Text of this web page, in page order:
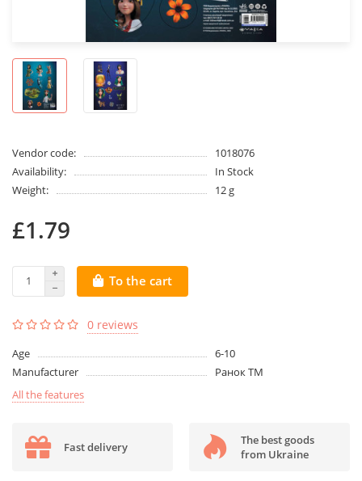
Vendor code:
1018076
Availability:
In Stock
Weight:
12 g
£1.79
To the cart
0 reviews
Age
6-10
Manufacturer
Ранок ТМ
All the features
Fast delivery
The best goods
from Ukraine